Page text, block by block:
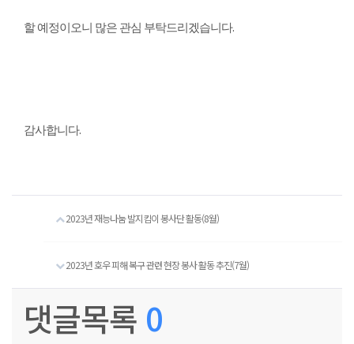
할 예정이오니 많은 관심 부탁드리겠습니다.
감사합니다.
2023년 재능나눔 발지킴이 봉사단 활동(8월)
2023년 호우 피해 복구 관련 현장 봉사 활동 추진(7월)
댓글목록 0